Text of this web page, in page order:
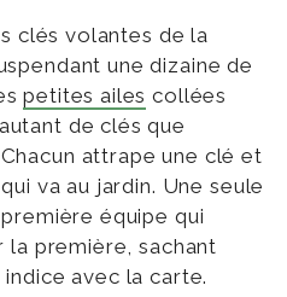
clés volantes de la
une dizaine de
petites ailes collées
de clés que
attrape une clé et
va au jardin. Une seule
équipe qui
première, sachant
indice avec la carte.